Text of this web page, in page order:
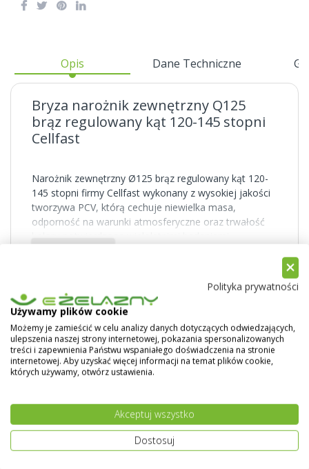
Opis Dane Techniczne
Bryza narożnik zewnętrzny Q125
brąz regulowany kąt 120-145 stopni
Cellfast
Narożnik zewnętrzny Ø125 brąz regulowany kąt 120-
145 stopni firmy Cellfast wykonany z wysokiej jakości
tworzywa PCV, którą cechuje niewielka masa,
odporność na warunki atmosferyczne oraz trwałość
koloru potwierdzona wieloletnimi badaniami
mm o łagodnym wygięciu oraz rur spustowych o
średnicy 63, 90 oraz 110. Systemy rynnowe
produkowane przez firmę Cellfast dostępne są w
kolorach: białym, czerwonym, brązowym, grafitowym,
ceglastym oraz zielonym.
Polityka prywatności
Używamy plików cookie
Możemy je zamieścić w celu analizy danych dotyczących odwiedzających,
ulepszenia naszej strony internetowej, pokazania spersonalizowanych
treści i zapewnienia Państwu wspaniałego doświadczenia na stronie
internetowej. Aby uzyskać więcej informacji na temat plików cookie,
których używamy, otwórz ustawienia.
Akceptuj wszystko
Dostosuj